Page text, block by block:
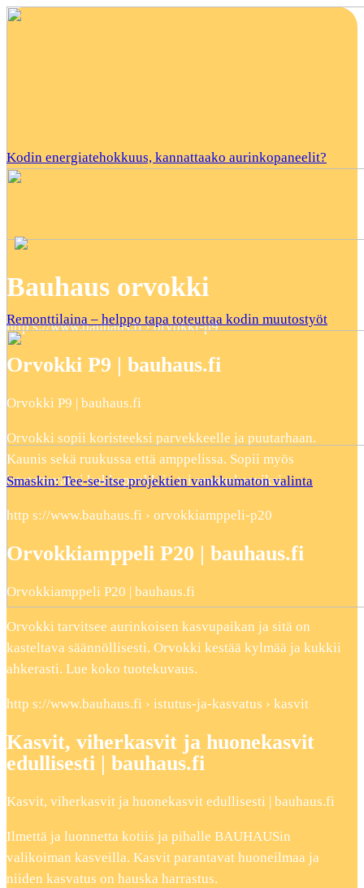
Kodin energiatehokkuus, kannattaako aurinkopaneelit?
Remonttilaina – helppo tapa toteuttaa kodin muutostyöt
Smaskin: Tee-se-itse projektien vankkumaton valinta
Bauhaus orvokki
http s://www.bauhaus.fi › orvokki-p9
Orvokki P9 | bauhaus.fi
Orvokki P9 | bauhaus.fi
Orvokki sopii koristeeksi parvekkeelle ja puutarhaan.
Kaunis sekä ruukussa että amppelissa. Sopii myös
istutettavaksi kukkapenkkiin tai reunuskasviksi.
http s://www.bauhaus.fi › orvokkiamppeli-p20
Orvokkiamppeli P20 | bauhaus.fi
Orvokkiamppeli P20 | bauhaus.fi
Orvokki tarvitsee aurinkoisen kasvupaikan ja sitä on
kasteltava säännöllisesti. Orvokki kestää kylmää ja kukkii
ahkerasti. Lue koko tuotekuvaus.
http s://www.bauhaus.fi › istutus-ja-kasvatus › kasvit
Kasvit, viherkasvit ja huonekasvit
edullisesti | bauhaus.fi
Kasvit, viherkasvit ja huonekasvit edullisesti | bauhaus.fi
Ilmettä ja luonnetta kotiis ja pihalle BAUHAUSin
valikoiman kasveilla. Kasvit parantavat huoneilmaa ja
niiden kasvatus on hauska harrastus.